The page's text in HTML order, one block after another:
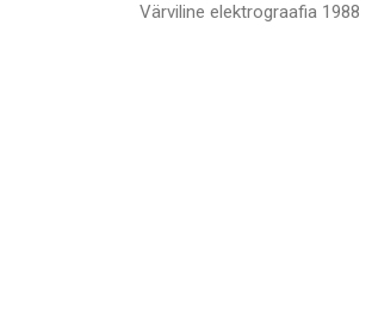
Värviline elektrograafia 1988